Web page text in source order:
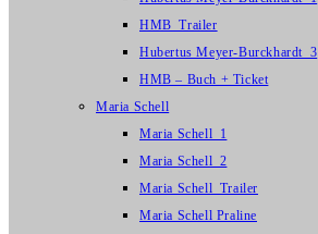
HMB_Trailer
Hubertus Meyer-Burckhardt_3
HMB – Buch + Ticket
Maria Schell
Maria Schell_1
Maria Schell_2
Maria Schell_Trailer
Maria Schell Praline